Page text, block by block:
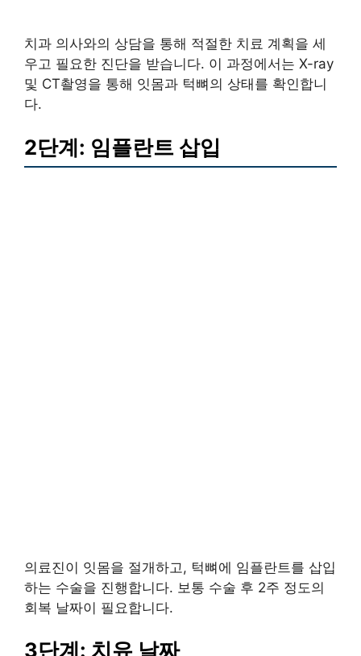
치과 의사와의 상담을 통해 적절한 치료 계획을 세
우고 필요한 진단을 받습니다. 이 과정에서는 X-ray
및 CT촬영을 통해 잇몸과 턱뼈의 상태를 확인합니
다.
2단계: 임플란트 삽입
의료진이 잇몸을 절개하고, 턱뼈에 임플란트를 삽입
하는 수술을 진행합니다. 보통 수술 후 2주 정도의
회복 날짜이 필요합니다.
3단계: 치유 날짜